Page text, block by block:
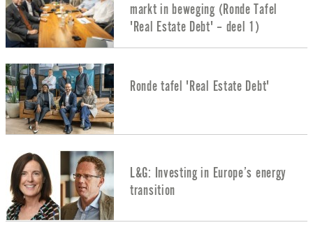
markt in beweging (Ronde Tafel
'Real Estate Debt' – deel 1)
Ronde tafel 'Real Estate Debt'
L&G: Investing in Europe’s energy
transition